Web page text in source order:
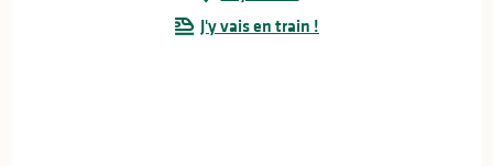
J'y vais en train !